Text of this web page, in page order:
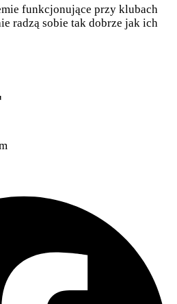
funkcjonujące przy klubach
radzą sobie tak dobrze jak ich